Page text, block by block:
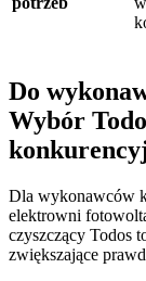
Do
Wybór
Dla wykonawców
elektrowni
czyszczący Todos
zwiększające